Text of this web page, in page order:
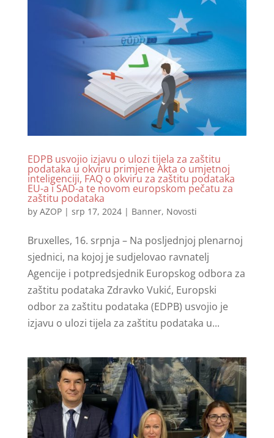
EDPB usvojio izjavu o ulozi tijela za zaštitu
podataka u okviru primjene Akta o umjetnoj
inteligenciji, FAQ o okviru za zaštitu podataka
EU-a i SAD-a te novom europskom pečatu za
zaštitu podataka
by AZOP| srp 17, 2024| Banner, Novosti
Bruxelles, 16. srpnja – Na posljednjoj plenarnoj
sjednici, na kojoj je sudjelovao ravnatelj
Agencije i potpredsjednik Europskog odbora za
zaštitu podataka Zdravko Vukić, Europski
odbor za zaštitu podataka (EDPB) usvojio je
izjavu o ulozi tijela za zaštitu podataka u...